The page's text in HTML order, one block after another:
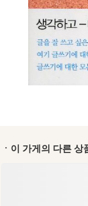
ㆍ이 가게의 다른 상